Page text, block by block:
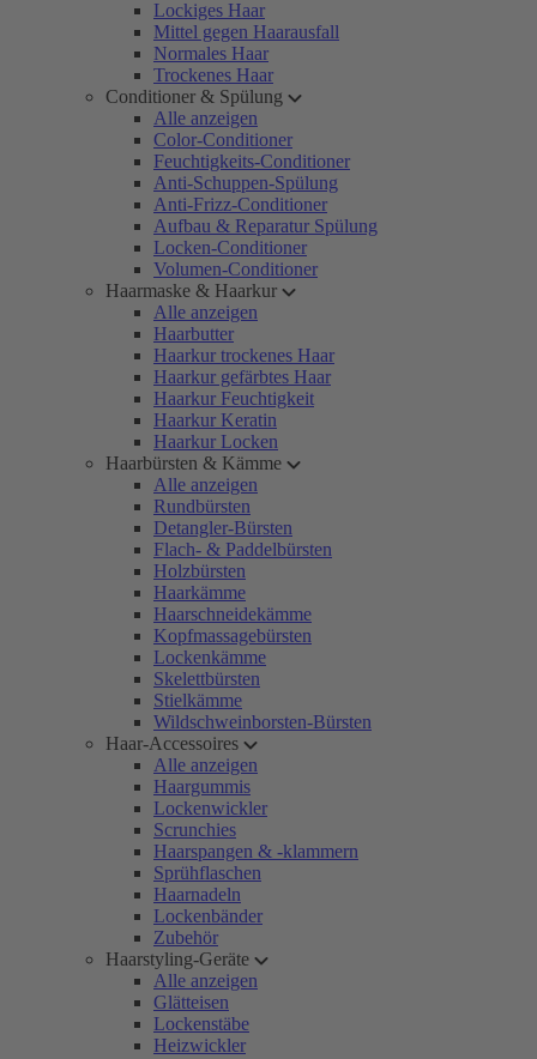
Lockiges Haar
Mittel gegen Haarausfall
Normales Haar
Trockenes Haar
Conditioner & Spülung
Alle anzeigen
Color-Conditioner
Feuchtigkeits-Conditioner
Anti-Schuppen-Spülung
Anti-Frizz-Conditioner
Aufbau & Reparatur Spülung
Locken-Conditioner
Volumen-Conditioner
Haarmaske & Haarkur
Alle anzeigen
Haarbutter
Haarkur trockenes Haar
Haarkur gefärbtes Haar
Haarkur Feuchtigkeit
Haarkur Keratin
Haarkur Locken
Haarbürsten & Kämme
Alle anzeigen
Rundbürsten
Detangler-Bürsten
Flach- & Paddelbürsten
Holzbürsten
Haarkämme
Haarschneidekämme
Kopfmassagebürsten
Lockenkämme
Skelettbürsten
Stielkämme
Wildschweinborsten-Bürsten
Haar-Accessoires
Alle anzeigen
Haargummis
Lockenwickler
Scrunchies
Haarspangen & -klammern
Sprühflaschen
Haarnadeln
Lockenbänder
Zubehör
Haarstyling-Geräte
Alle anzeigen
Glätteisen
Lockenstäbe
Heizwickler